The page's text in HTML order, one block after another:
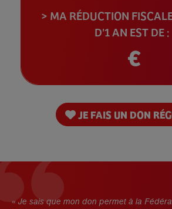
> MA RÉDUCTION
D'1 AN EST DE :
€
JE FAIS UN DON
« Cela fait bientôt 20 ans que j’ai été